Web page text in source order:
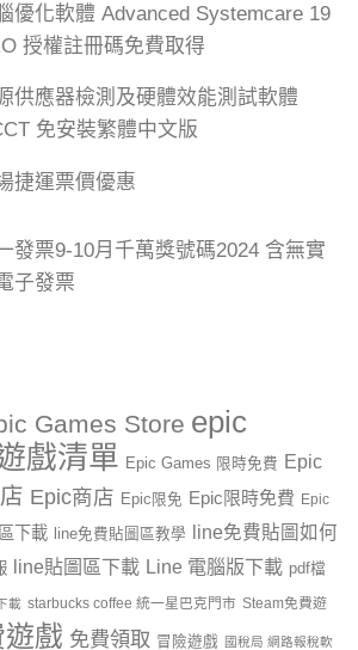
優化軟體 Advanced Systemcare 19
授權註冊碼免費取得
供應器檢測及硬體效能測試軟體
免安裝繁體中文版
捷運票價優惠
發票9-10月千萬獎號碼2024 含無實
子發票
Games Store epic
戲清單 Epic Games 限時免費 Epic
Epic商店 Epic限免 Epic限時免費 Epic
下載 line免費貼圖區教學
line免費貼圖如何
line貼圖區下載 Line 電腦版下載 pdf檔
載 starbucks coffee 統一星巴克門市 Steam免費遊
戲 免費領取 冒險遊戲 國稅局 網路報稅軟